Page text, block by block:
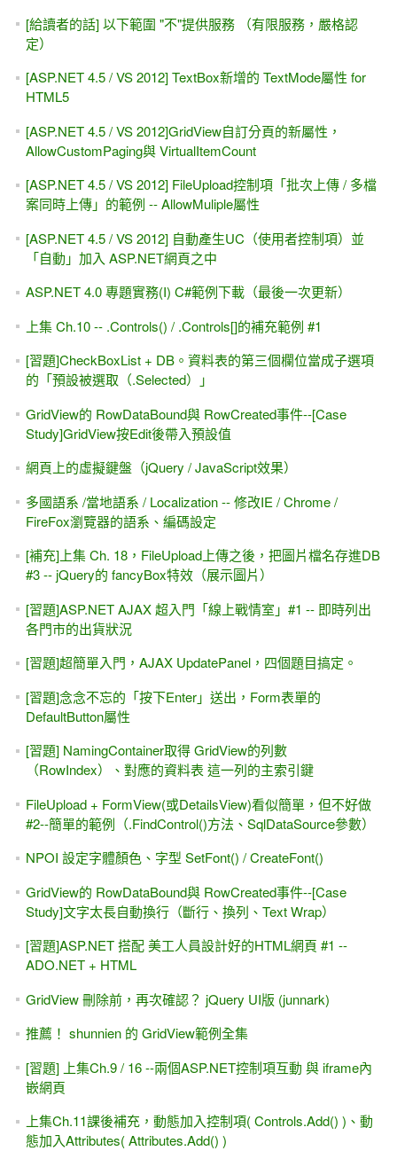
[給讀者的話] 以下範圍 "不"提供服務 （有限服務，嚴格認
定）
[ASP.NET 4.5 / VS 2012] TextBox新增的 TextMode屬性 for
HTML5
[ASP.NET 4.5 / VS 2012]GridView自訂分頁的新屬性，
AllowCustomPaging與 VirtualItemCount
[ASP.NET 4.5 / VS 2012] FileUpload控制項「批次上傳 / 多檔
案同時上傳」的範例 -- AllowMuliple屬性
[ASP.NET 4.5 / VS 2012] 自動產生UC（使用者控制項）並
「自動」加入 ASP.NET網頁之中
ASP.NET 4.0 專題實務(I) C#範例下載（最後一次更新）
上集 Ch.10 -- .Controls() / .Controls[]的補充範例 #1
[習題]CheckBoxList + DB。資料表的第三個欄位當成子選項
的「預設被選取（.Selected）」
GridView的 RowDataBound與 RowCreated事件--[Case
Study]GridView按Edit後帶入預設值
網頁上的虛擬鍵盤（jQuery / JavaScript效果）
多國語系 /當地語系 / Localization -- 修改IE / Chrome /
FireFox瀏覽器的語系、編碼設定
[補充]上集 Ch. 18，FileUpload上傳之後，把圖片檔名存進DB
#3 -- jQuery的 fancyBox特效（展示圖片）
[習題]ASP.NET AJAX 超入門「線上戰情室」#1 -- 即時列出
各門市的出貨狀況
[習題]超簡單入門，AJAX UpdatePanel，四個題目搞定。
[習題]念念不忘的「按下Enter」送出，Form表單的
DefaultButton屬性
[習題] NamingContainer取得 GridView的列數
（RowIndex）、對應的資料表 這一列的主索引鍵
FileUpload + FormView(或DetailsView)看似簡單，但不好做
#2--簡單的範例（.FindControl()方法、SqlDataSource參數）
NPOI 設定字體顏色、字型 SetFont() / CreateFont()
GridView的 RowDataBound與 RowCreated事件--[Case
Study]文字太長自動換行（斷行、換列、Text Wrap）
[習題]ASP.NET 搭配 美工人員設計好的HTML網頁 #1 --
ADO.NET + HTML
GridView 刪除前，再次確認？ jQuery UI版 (junnark)
推薦！ shunnien 的 GridView範例全集
[習題] 上集Ch.9 / 16 --兩個ASP.NET控制項互動 與 iframe內
嵌網頁
上集Ch.11課後補充，動態加入控制項( Controls.Add() )、動
態加入Attributes( Attributes.Add() )